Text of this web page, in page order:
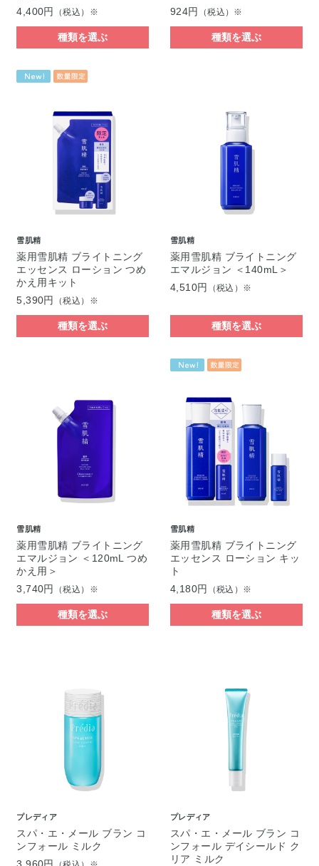
4,400円
（税込）※
種類を選ぶ
924円
（税込）※
種類を選ぶ
雪肌精
薬用雪肌精 ブライトニング
エッセンス ローション つめ
かえ用キット
5,390円
（税込）※
種類を選ぶ
雪肌精
薬用雪肌精 ブライトニング
エマルジョン ＜140mL＞
4,510円
（税込）※
種類を選ぶ
雪肌精
薬用雪肌精 ブライトニング
エマルジョン ＜120mL つめ
かえ用＞
3,740円
（税込）※
種類を選ぶ
雪肌精
薬用雪肌精 ブライトニング
エッセンス ローション キッ
ト
4,180円
（税込）※
種類を選ぶ
プレディア
スパ・エ・メール ブラン コ
ンフォール ミルク
プレディア
スパ・エ・メール ブラン コ
ンフォール デイシールド ク
リア ミルク